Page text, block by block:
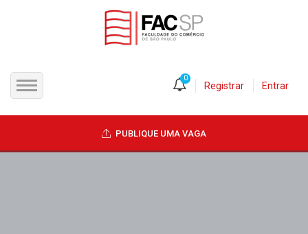
CANDIDATOS
0
Registrar Entrar
PUBLIQUE UMA VAGA